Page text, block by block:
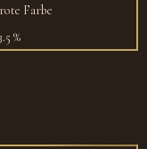
Farbe
%